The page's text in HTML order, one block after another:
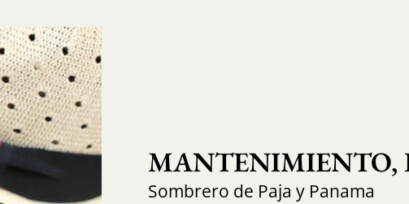
MANTENIMIENTO,
Sombrero de Paja y Panama